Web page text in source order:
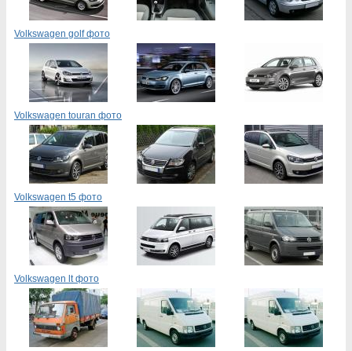
Volkswagen golf фото
Volkswagen touran фото
Volkswagen t5 фото
Volkswagen lt фото